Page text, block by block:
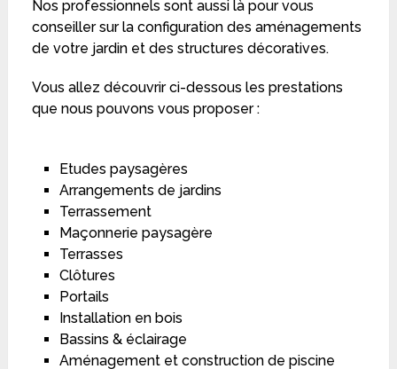
Nos professionnels sont aussi là pour vous
conseiller sur la configuration des aménagements
de votre jardin et des structures décoratives.
Vous allez découvrir ci-dessous les prestations
que nous pouvons vous proposer :
Etudes paysagères
Arrangements de jardins
Terrassement
Maçonnerie paysagère
Terrasses
Clôtures
Portails
Installation en bois
Bassins & éclairage
Aménagement et construction de piscine